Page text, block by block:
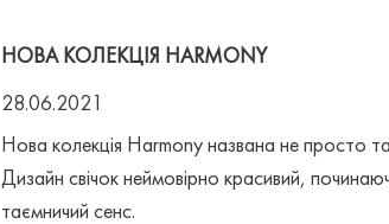
НОВА КОЛЕКЦІЯ HARMONY
28.06.2021
Нова колекція Harmony названа не просто
Дизайн свічок неймовірно красивий,
таємничий сенс.